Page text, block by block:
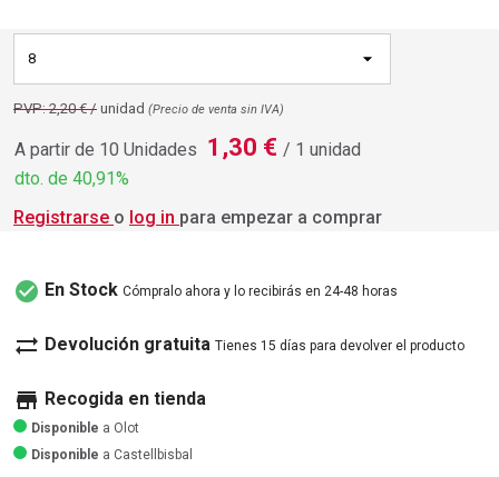
8
PVP: 2,20 € / unidad (Precio de venta sin IVA)
A partir de 10 Unidades 1,30 € / 1 unidad
dto. de 40,91%
Registrarse o log in para empezar a comprar
check_circle En Stock Cómpralo ahora y lo recibirás en 24-48 horas
sync_alt Devolución gratuita Tienes 15 días para devolver el producto
store Recogida en tienda
Disponible a Olot
Disponible a Castellbisbal